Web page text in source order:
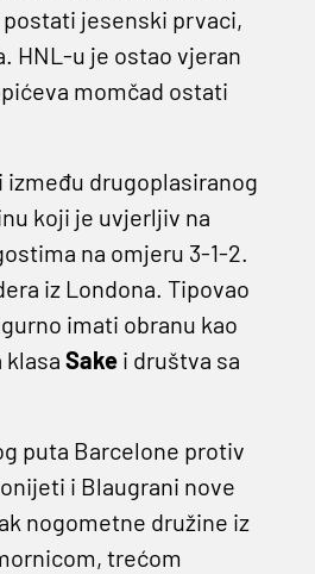
jesenski prvaci,
HNL-u je ostao vjeran
momčad ostati
između drugoplasiranog
koji je uvjerljiv na
na omjeru 3-1-2.
iz Londona. Tipovao
imati obranu kao
Sake i društva sa
puta Barcelone protiv
i Blaugrani nove
nogometne družine iz
trećom